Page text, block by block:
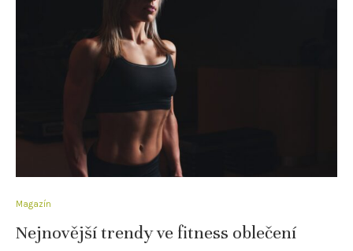
Magazín
Nejnovější trendy ve fitness oblečení